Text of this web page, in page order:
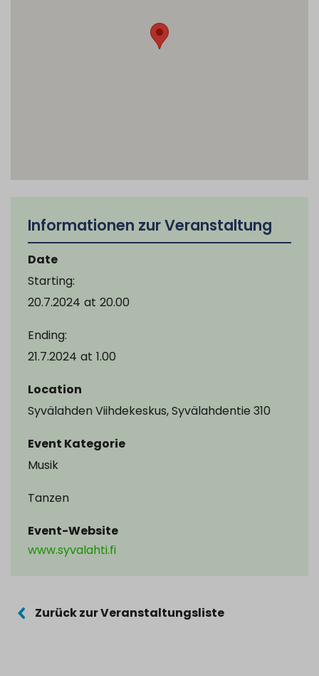
Informationen zur Veranstaltung
Date
Starting:
20.7.2024 at 20.00
Ending:
21.7.2024 at 1.00
Location
Syvälahden Viihdekeskus, Syvälahdentie 310
Event Kategorie
Musik
Tanzen
Event-Website
www.syvalahti.fi
Zurück zur Veranstaltungsliste